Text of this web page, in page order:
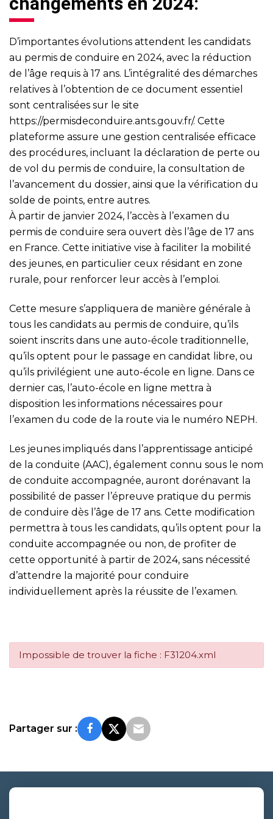
D’importantes évolutions attendent les candidats
au permis de conduire en 2024, avec la réduction
de l’âge requis à 17 ans. L’intégralité des démarches
relatives à l’obtention de ce document essentiel
sont centralisées sur le site
https://permisdeconduire.ants.gouv.fr/. Cette
plateforme assure une gestion centralisée efficace
des procédures, incluant la déclaration de perte ou
de vol du permis de conduire, la consultation de
l’avancement du dossier, ainsi que la vérification du
solde de points, entre autres.
À partir de janvier 2024, l’accès à l’examen du
permis de conduire sera ouvert dès l’âge de 17 ans
en France. Cette initiative vise à faciliter la mobilité
des jeunes, en particulier ceux résidant en zone
rurale, pour renforcer leur accès à l’emploi.
Cette mesure s’appliquera de manière générale à
tous les candidats au permis de conduire, qu’ils
soient inscrits dans une auto-école traditionnelle,
qu’ils optent pour le passage en candidat libre, ou
qu’ils privilégient une auto-école en ligne. Dans ce
dernier cas, l’auto-école en ligne mettra à
disposition les informations nécessaires pour
l’examen du code de la route via le numéro NEPH.
Les jeunes impliqués dans l’apprentissage anticipé
de la conduite (AAC), également connu sous le nom
de conduite accompagnée, auront dorénavant la
possibilité de passer l’épreuve pratique du permis
de conduire dès l’âge de 17 ans. Cette modification
permettra à tous les candidats, qu’ils optent pour la
conduite accompagnée ou non, de profiter de
cette opportunité à partir de 2024, sans nécessité
d’attendre la majorité pour conduire
individuellement après la réussite de l’examen.
Impossible de trouver la fiche : F31204.xml
Partager sur :